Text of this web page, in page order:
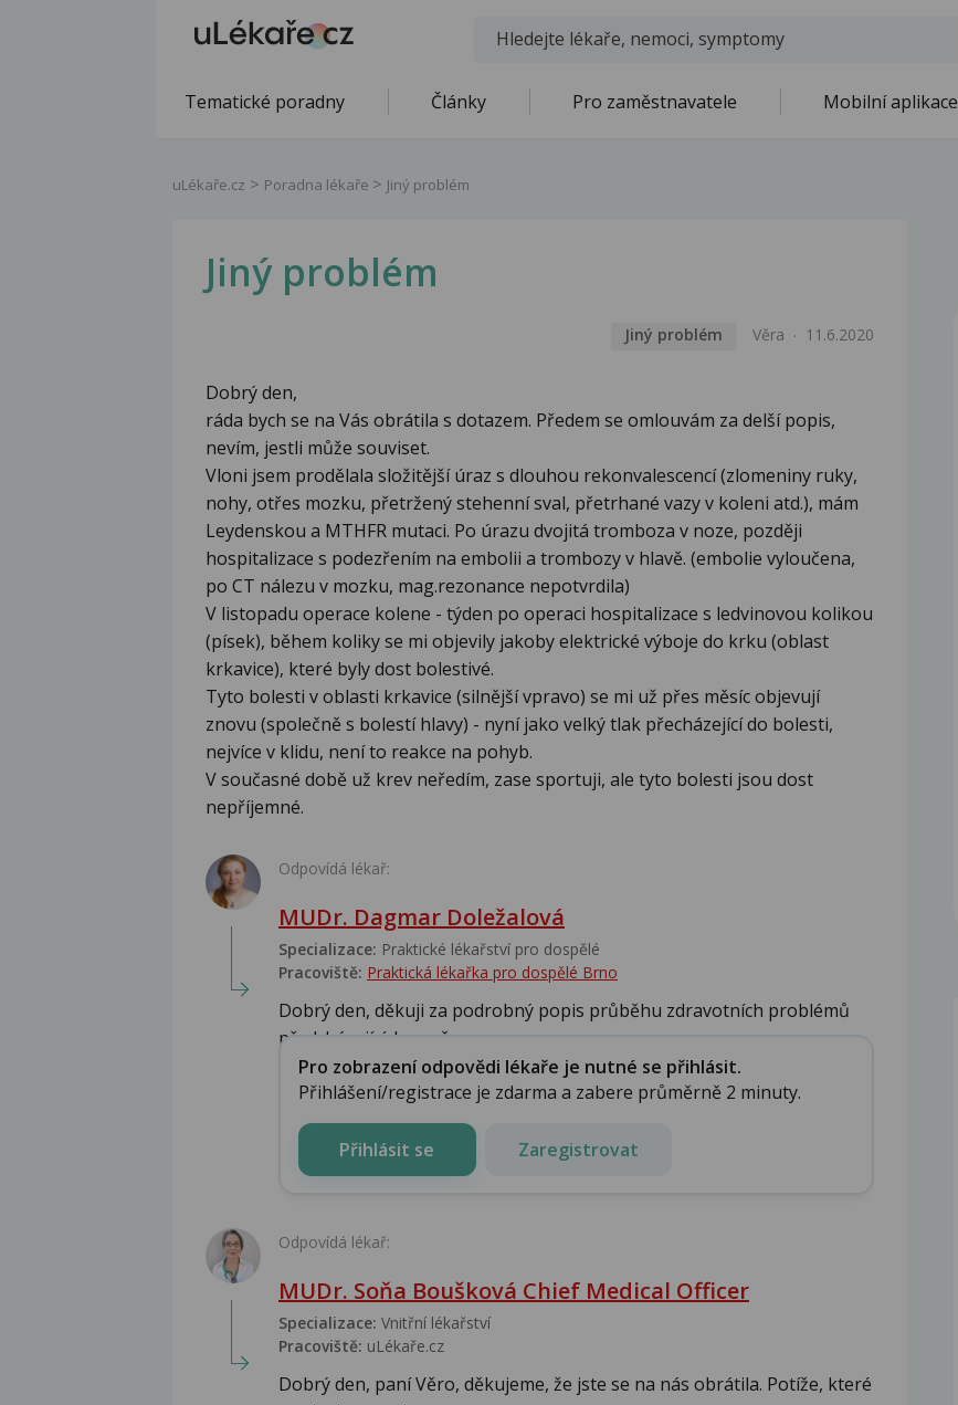
Tematické poradny Články Pro zaměstnavatele Mobilní aplikace
uLékaře.cz Poradna lékaře Jiný problém
Jiný problém
Jiný problém Věra 11.6.2020
Dobrý den,
ráda bych se na Vás obrátila s dotazem. Předem se omlouvám za delší popis,
nevím, jestli může souviset.
Vloni jsem prodělala složitější úraz s dlouhou rekonvalescencí (zlomeniny ruky,
nohy, otřes mozku, přetržený stehenní sval, přetrhané vazy v koleni atd.), mám
Leydenskou a MTHFR mutaci. Po úrazu dvojitá tromboza v noze, později
hospitalizace s podezřením na embolii a trombozy v hlavě. (embolie vyloučena,
po CT nálezu v mozku, mag.rezonance nepotvrdila)
V listopadu operace kolene - týden po operaci hospitalizace s ledvinovou kolikou
(písek), během koliky se mi objevily jakoby elektrické výboje do krku (oblast
krkavice), které byly dost bolestivé.
Tyto bolesti v oblasti krkavice (silnější vpravo) se mi už přes měsíc objevují
znovu (společně s bolestí hlavy) - nyní jako velký tlak přecházející do bolesti,
nejvíce v klidu, není to reakce na pohyb.
V současné době už krev neředím, zase sportuji, ale tyto bolesti jsou dost
nepříjemné.
Odpovídá lékař:
MUDr. Dagmar Doležalová
Specializace: Praktické lékařství pro dospělé
Pracoviště: Praktická lékařka pro dospělé Brno
Dobrý den, děkuji za podrobný popis průběhu zdravotních problémů
předcházejících souča...
Pro zobrazení odpovědi lékaře je nutné se přihlásit.
Přihlášení/registrace je zdarma a zabere průměrně 2 minuty.
Přihlásit se Zaregistrovat
Odpovídá lékař:
MUDr. Soňa Boušková Chief Medical Officer
Specializace: Vnitřní lékařství
Pracoviště: uLékaře.cz
Dobrý den, paní Věro, děkujeme, že jste se na nás obrátila. Potíže, které